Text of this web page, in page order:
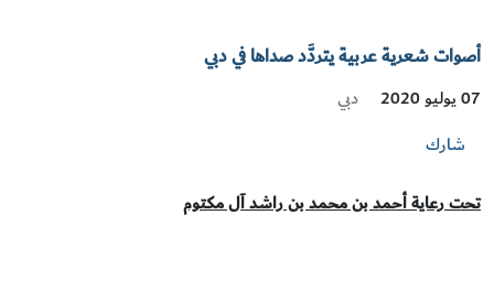
أصوات شعرية عربية يتردَّد صداها في دبي
07 يوليو 2020
دبي
شارك
تحت رعاية أحمد بن محمد بن راشدآل مكتوم